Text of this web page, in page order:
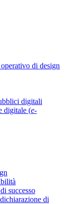
di design
digitali
digitale (e-
successo
di